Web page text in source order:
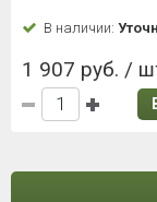
В наличии:
1 907 руб. /